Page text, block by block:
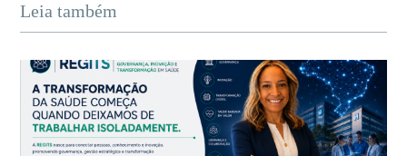
Leia também